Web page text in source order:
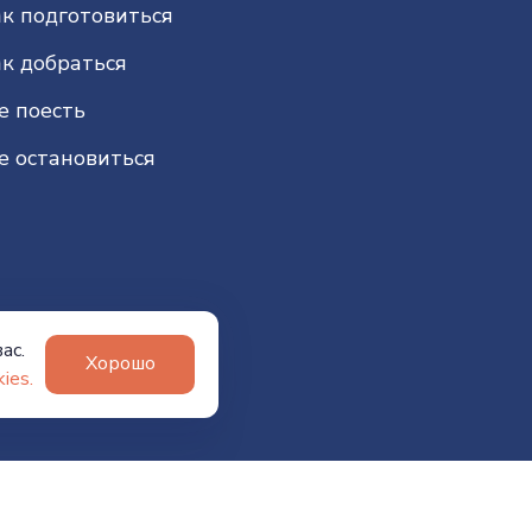
подготовиться
добраться
поесть
остановиться
Хорошо